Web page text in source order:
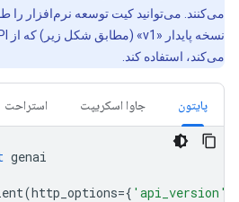
می‌کنند. می‌توانید کیت توسعه نرم‌افزار را
می‌کند، استفاده کند.
پایتون جاوا اسکریپت استراحت
genai
(http_options={ 'api_version'